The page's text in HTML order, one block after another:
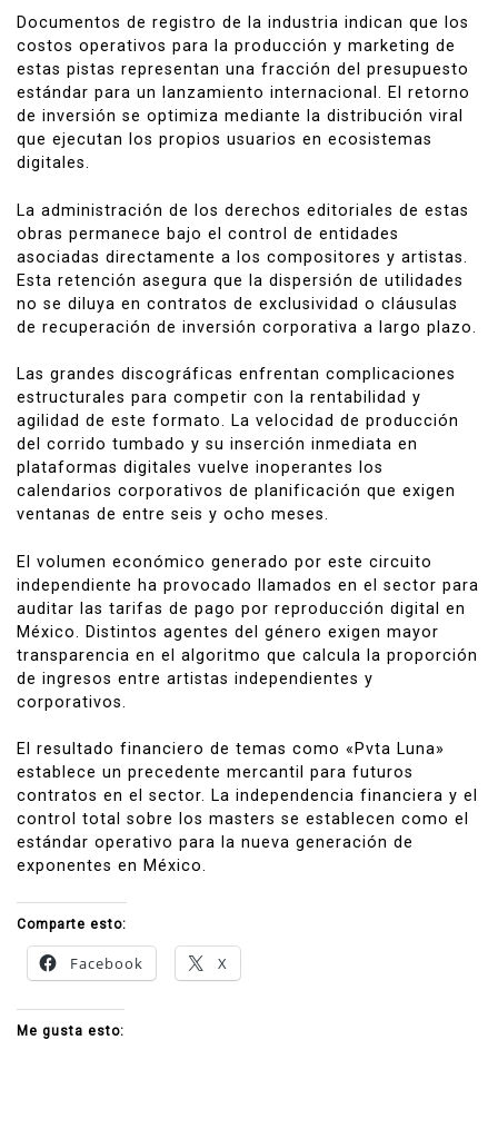
Documentos de registro de la industria indican que los
costos operativos para la producción y marketing de
estas pistas representan una fracción del presupuesto
estándar para un lanzamiento internacional. El retorno
de inversión se optimiza mediante la distribución viral
que ejecutan los propios usuarios en ecosistemas
digitales.
La administración de los derechos editoriales de estas
obras permanece bajo el control de entidades
asociadas directamente a los compositores y artistas.
Esta retención asegura que la dispersión de utilidades
no se diluya en contratos de exclusividad o cláusulas
de recuperación de inversión corporativa a largo plazo.
Las grandes discográficas enfrentan complicaciones
estructurales para competir con la rentabilidad y
agilidad de este formato. La velocidad de producción
del corrido tumbado y su inserción inmediata en
plataformas digitales vuelve inoperantes los
calendarios corporativos de planificación que exigen
ventanas de entre seis y ocho meses.
El volumen económico generado por este circuito
independiente ha provocado llamados en el sector para
auditar las tarifas de pago por reproducción digital en
México. Distintos agentes del género exigen mayor
transparencia en el algoritmo que calcula la proporción
de ingresos entre artistas independientes y
corporativos.
El resultado financiero de temas como «Pvta Luna»
establece un precedente mercantil para futuros
contratos en el sector. La independencia financiera y el
control total sobre los masters se establecen como el
estándar operativo para la nueva generación de
exponentes en México.
Comparte esto:
Facebook X
Me gusta esto: